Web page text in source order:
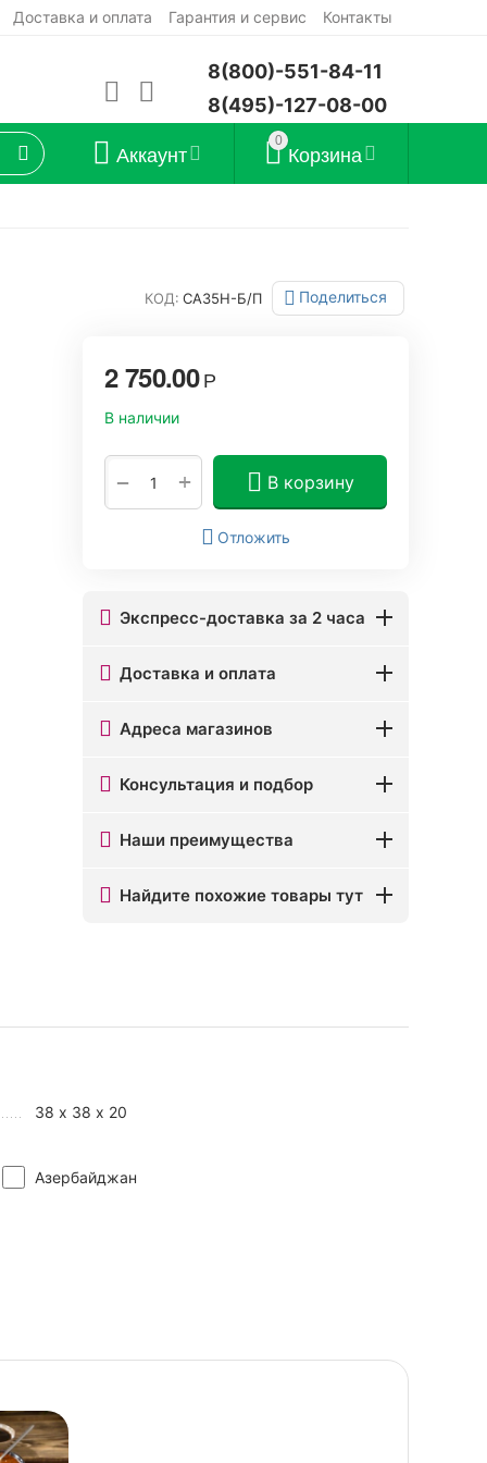
Доставка и оплата Гарантия и сервис Контакты
8(800)-551-84-11
8(495)-127-08-00
0 Корзина
Аккаунт
КОД: СА35Н-Б/П Поделиться
2 750.00Р
В наличии
+
− В корзину
Отложить
Экспресс-доставка за 2 часа
Доставка и оплата
Адреса магазинов
Консультация и подбор
Наши преимущества
Найдите похожие товары тут
38 х 38 х 20
Азербайджан